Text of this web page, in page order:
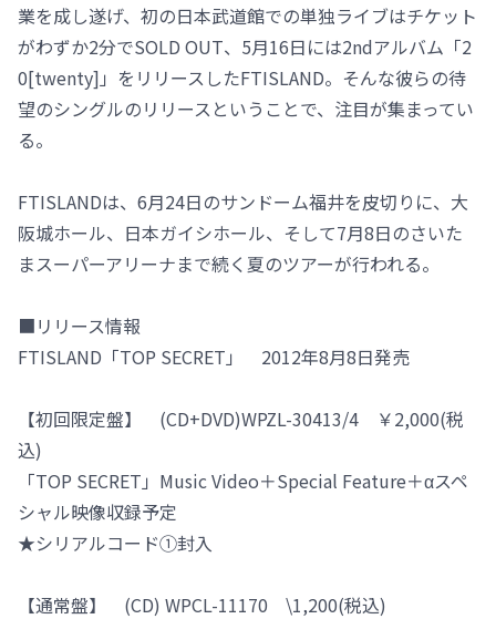
業を成し遂げ、初の日本武道館での単独ライブはチケット
がわずか2分でSOLD OUT、5月16日には2ndアルバム「2
0[twenty]」をリリースしたFTISLAND。そんな彼らの待
望のシングルのリリースということで、注目が集まってい
る。
FTISLANDは、6月24日のサンドーム福井を皮切りに、大
阪城ホール、日本ガイシホール、そして7月8日のさいた
まスーパーアリーナまで続く夏のツアーが行われる。
■リリース情報
FTISLAND「TOP SECRET」 2012年8月8日発売
【初回限定盤】 (CD+DVD)WPZL-30413/4 ￥2,000(税
込)
「TOP SECRET」Music Video＋Special Feature＋αスペ
シャル映像収録予定
★シリアルコード①封入
【通常盤】 (CD) WPCL-11170 \1,200(税込)